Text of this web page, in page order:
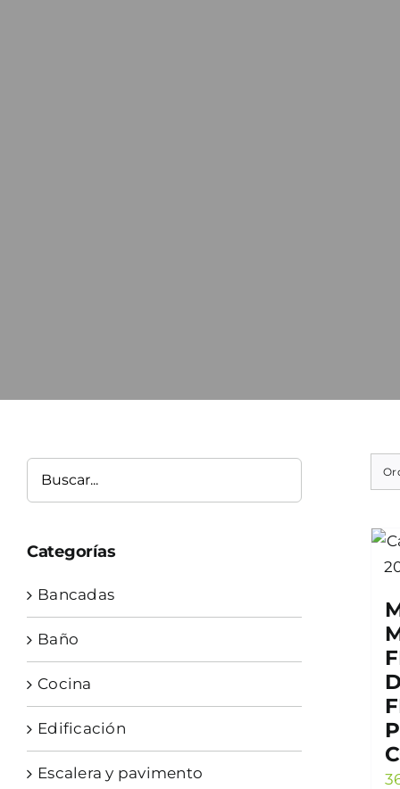
Categorías
Bancadas
Baño
Cocina
Edificación
Escalera y pavimento